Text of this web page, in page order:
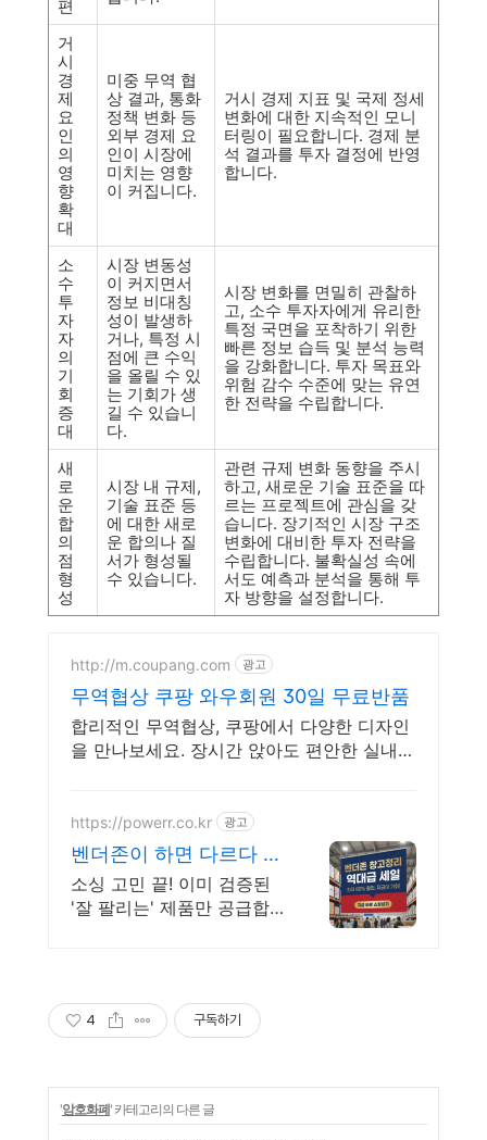
편
거
시
경
제
요
인
의
영
향
확
대
미중 무역 협
상 결과, 통화
정책 변화 등
외부 경제 요
인이 시장에
미치는 영향
이 커집니다.
거시 경제 지표 및 국제 정세
변화에 대한 지속적인 모니
터링이 필요합니다. 경제 분
석 결과를 투자 결정에 반영
합니다.
소
수
투
자
자
의
기
회
증
대
시장 변동성
이 커지면서
정보 비대칭
성이 발생하
거나, 특정 시
점에 큰 수익
을 올릴 수 있
는 기회가 생
길 수 있습니
다.
시장 변화를 면밀히 관찰하
고, 소수 투자자에게 유리한
특정 국면을 포착하기 위한
빠른 정보 습득 및 분석 능력
을 강화합니다. 투자 목표와
위험 감수 수준에 맞는 유연
한 전략을 수립합니다.
새
로
운
합
의
점
형
성
시장 내 규제,
기술 표준 등
에 대한 새로
운 합의나 질
서가 형성될
수 있습니다.
관련 규제 변화 동향을 주시
하고, 새로운 기술 표준을 따
르는 프로젝트에 관심을 갖
습니다. 장기적인 시장 구조
변화에 대비한 투자 전략을
수립합니다. 불확실성 속에
서도 예측과 분석을 통해 투
자 방향을 설정합니다.
http://m.coupang.com 광고
무역협상 쿠팡 와우회원 30일 무료반품
합리적인 무역협상, 쿠팡에서 다양한 디자인
을 만나보세요. 장시간 앉아도 편안한 실내의
https://powerr.co.kr 광고
벤더존이 하면 다르다 인
기템 소싱 매출 수직상승
소싱 고민 끝! 이미 검증된
'잘 팔리는' 제품만 공급합
공개합니다.
4 구독하기
'암호화폐' 카테고리의 다른 글